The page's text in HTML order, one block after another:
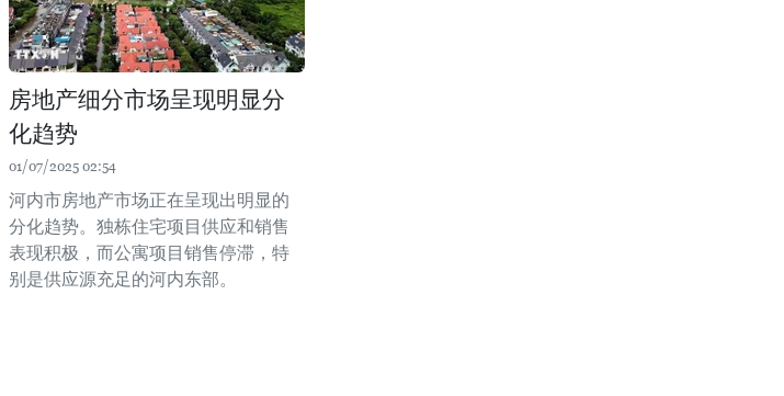
房地产细分市场呈现明显分
化趋势
01/07/2025 02:54
河内市房地产市场正在呈现出明显的
分化趋势。独栋住宅项目供应和销售
表现积极，而公寓项目销售停滞，特
别是供应源充足的河内东部。